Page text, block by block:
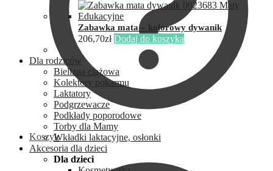
Koszyk
Zabawka mata – kolorowy dywanik
206,70zł Dodaj do koszyka
Dla rodziców
Bielizna ciążowa
Kolektory pokarmu
Laktatory
Podgrzewacze
Podkłady poporodowe
Torby dla Mamy
Wkładki laktacyjne, osłonki
Akcesoria dla dzieci
Dla dzieci